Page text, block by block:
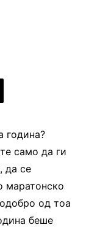
година?
само да ги
да се
маратонско
од тоа
беше